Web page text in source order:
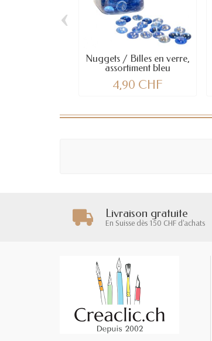
Nuggets / Billes en verre,
assortiment bleu
4,90 CHF
‹
Livraison gratuite
En Suisse dès 150 CHF d'achats